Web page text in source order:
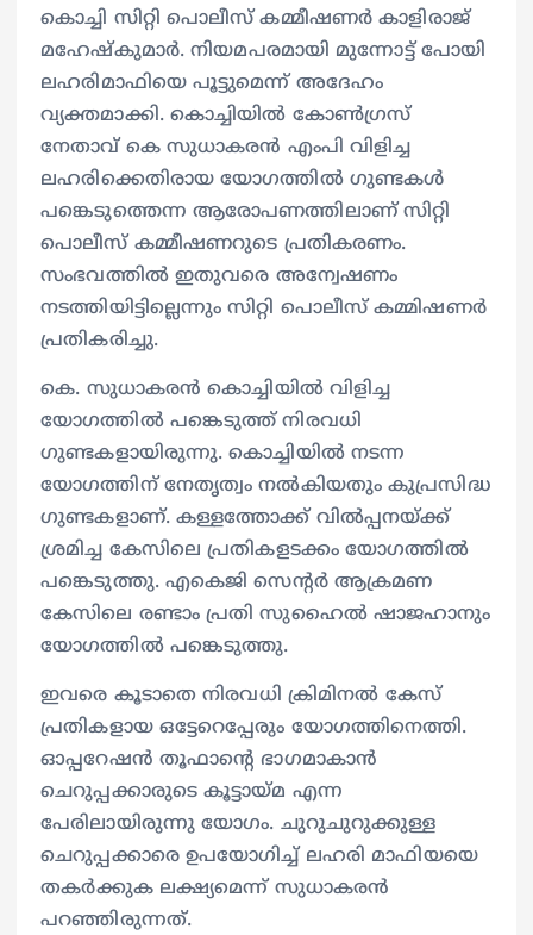
കൊച്ചി സിറ്റി പൊലീസ് കമ്മീഷണർ കാളിരാജ്
മഹേഷ്കുമാർ. നിയമപരമായി മുന്നോട്ട് പോയി
ലഹരിമാഫിയെ പൂട്ടുമെന്ന് അദേഹം
വ്യക്തമാക്കി. കൊച്ചിയിൽ കോൺഗ്രസ്
നേതാവ് കെ സുധാകരൻ എംപി വിളിച്ച
ലഹരിക്കെതിരായ യോഗത്തിൽ ഗുണ്ടകൾ
പങ്കെടുത്തെന്ന ആരോപണത്തിലാണ് സിറ്റി
പൊലീസ് കമ്മീഷണറുടെ പ്രതികരണം.
സംഭവത്തിൽ ഇതുവരെ അന്വേഷണം
നടത്തിയിട്ടില്ലെന്നും സിറ്റി പൊലീസ് കമ്മിഷണർ
പ്രതികരിച്ചു.
കെ. സുധാകരൻ കൊച്ചിയിൽ വിളിച്ച
യോഗത്തിൽ പങ്കെടുത്ത് നിരവധി
ഗുണ്ടകളായിരുന്നു. കൊച്ചിയിൽ നടന്ന
യോഗത്തിന് നേതൃത്വം നൽകിയതും കുപ്രസിദ്ധ
ഗുണ്ടകളാണ്. കള്ളത്തോക്ക് വിൽപ്പനയ്ക്ക്
ശ്രമിച്ച കേസിലെ പ്രതികളടക്കം യോഗത്തിൽ
പങ്കെടുത്തു. എകെജി സെൻ്റർ ആക്രമണ
കേസിലെ രണ്ടാം പ്രതി സുഹൈൽ ഷാജഹാനും
യോഗത്തിൽ പങ്കെടുത്തു.
ഇവരെ കൂടാതെ നിരവധി ക്രിമിനൽ കേസ്
പ്രതികളായ ഒട്ടേറെപ്പേരും യോഗത്തിനെത്തി.
ഓപ്പറേഷൻ തൂഫാൻ്റെ ഭാഗമാകാൻ
ചെറുപ്പക്കാരുടെ കൂട്ടായ്മ എന്ന
പേരിലായിരുന്നു യോഗം. ചുറുചുറുക്കുള്ള
ചെറുപ്പക്കാരെ ഉപയോഗിച്ച് ലഹരി മാഫിയയെ
തകർക്കുക ലക്ഷ്യമെന്ന് സുധാകരൻ
പറഞ്ഞിരുന്നത്.